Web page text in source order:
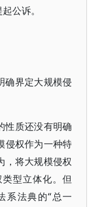
公诉。
确界定大规模侵
性质还没有明确
侵权作为一种特
，将大规模侵权
型立体化。但
系法典的“总一